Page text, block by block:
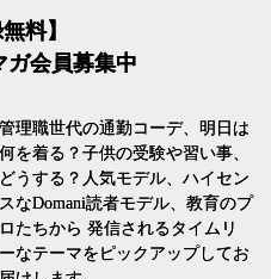
料】
ガ会員募集中
管理職世代の通勤コーデ、明日は
何を着る？子供の受験や習い事、
どうする？人気モデル、ハイセン
スなDomani読者モデル、教育のプ
ロたちから 発信されるタイムリ
ーなテーマをピックアップしてお